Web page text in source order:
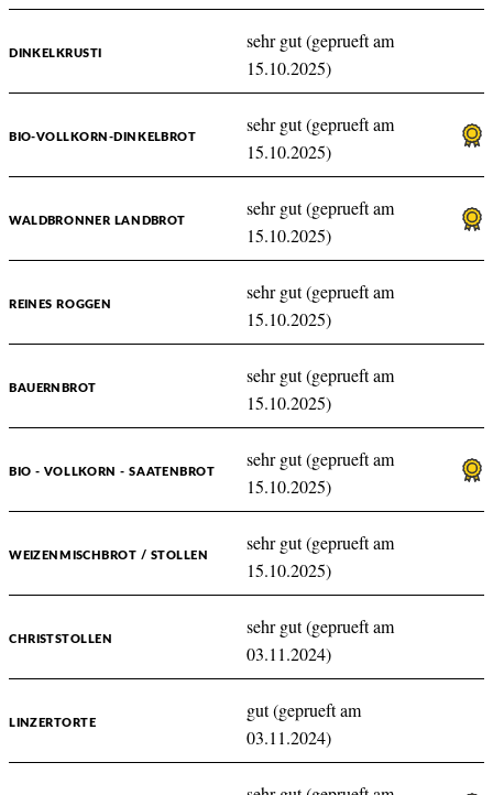
DINKELKRUSTI
sehr gut (geprueft am
15.10.2025)
BIO-VOLLKORN-DINKELBROT
sehr gut (geprueft am
15.10.2025)
WALDBRONNER LANDBROT
sehr gut (geprueft am
15.10.2025)
REINES ROGGEN
sehr gut (geprueft am
15.10.2025)
BAUERNBROT
sehr gut (geprueft am
15.10.2025)
BIO - VOLLKORN - SAATENBROT
sehr gut (geprueft am
15.10.2025)
WEIZENMISCHBROT / STOLLEN
sehr gut (geprueft am
15.10.2025)
CHRISTSTOLLEN
sehr gut (geprueft am
03.11.2024)
LINZERTORTE
gut (geprueft am
03.11.2024)